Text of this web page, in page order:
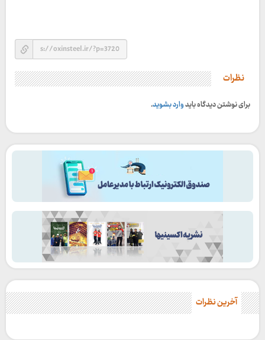
نظرات
برای نوشتن دیدگاه بایدوارد بشوید.
آخرین نظرات